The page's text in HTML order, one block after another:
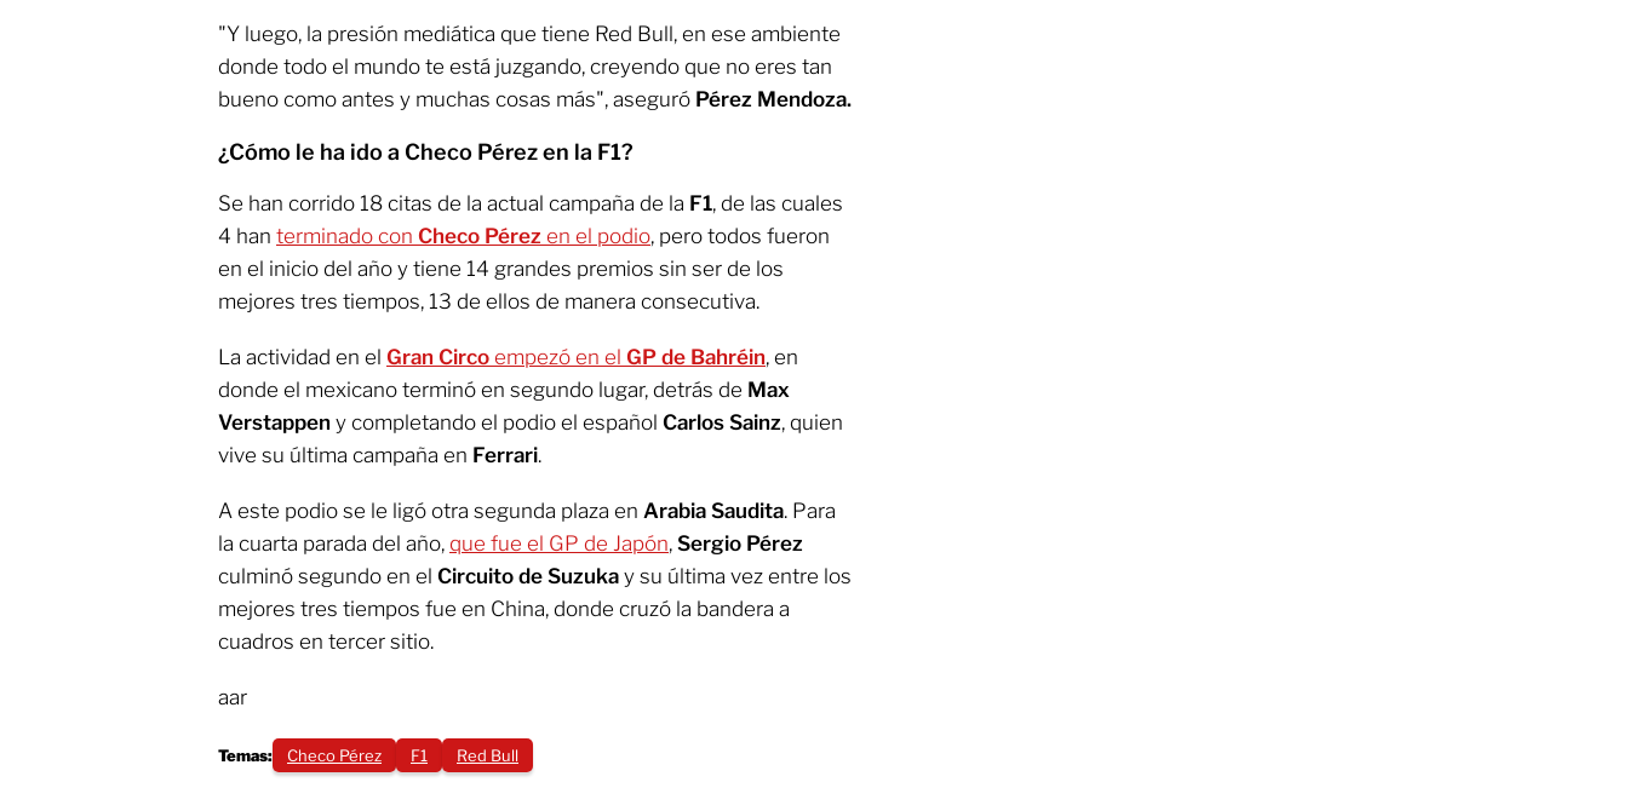
"Y luego, la presión mediática que tiene Red Bull, en ese ambiente
donde todo el mundo te está juzgando, creyendo que no eres tan
bueno como antes y muchas cosas más", aseguró Pérez Mendoza.
¿Cómo le ha ido a Checo Pérez en la F1?
Se han corrido 18 citas de la actual campaña de la F1, de las cuales
4 han terminado con Checo Pérez en el podio, pero todos fueron
en el inicio del año y tiene 14 grandes premios sin ser de los
mejores tres tiempos, 13 de ellos de manera consecutiva.
La actividad en el Gran Circo empezó en el GP de Bahréin, en
donde el mexicano terminó en segundo lugar, detrás de Max
Verstappen y completando el podio el español Carlos Sainz, quien
vive su última campaña en Ferrari.
A este podio se le ligó otra segunda plaza en Arabia Saudita. Para
la cuarta parada del año, que fue el GP de Japón, Sergio Pérez
culminó segundo en el Circuito de Suzuka y su última vez entre los
mejores tres tiempos fue en China, donde cruzó la bandera a
cuadros en tercer sitio.
aar
Temas: Checo Pérez F1 Red Bull